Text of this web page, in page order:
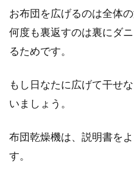
ゃれで素
ンライト...
お布団を広げるのは全体
何度も裏返すのは裏にダ
るためです。
もし日なたに広げて干せ
いましょう。
布団乾燥機は、説明書を
す。